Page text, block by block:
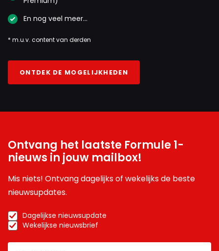
En nog veel meer…
* m.u.v. content van derden
ONTDEK DE MOGELIJKHEDEN
Ontvang het laatste Formule 1-
nieuws in jouw mailbox!
Mis niets! Ontvang dagelijks of wekelijks de beste
nieuwsupdates.
Dagelijkse nieuwsupdate
Wekelijkse nieuwsbrief